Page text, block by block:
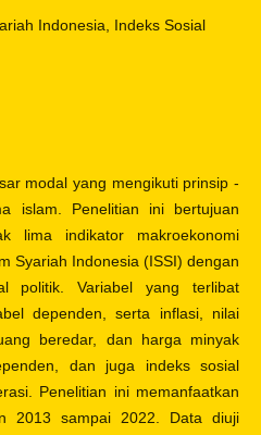
Indonesia, Indeks Sosial
modal yang mengikuti prinsip -
islam. Penelitian ini bertujuan
lima indikator makroekonomi
Syariah Indonesia (ISSI) dengan
politik. Variabel yang terlibat
dependen, serta inflasi, nilai
beredar, dan harga minyak
dan juga indeks sosial
Penelitian ini memanfaatkan
2013 sampai 2022. Data diuji